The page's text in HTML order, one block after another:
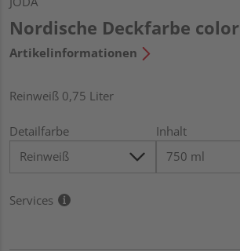
Nordische Deckfarbe color
Artikelinformationen
Reinweiß 0,75 Liter
Detailfarbe Inhalt
Services